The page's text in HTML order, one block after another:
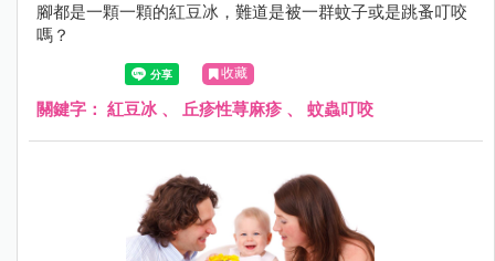
腳都是一顆一顆的紅豆冰，難道是被一群蚊子或是跳蚤叮咬
嗎？
收藏
關鍵字： 紅豆冰 、 丘疹性荨麻疹 、 蚊蟲叮咬